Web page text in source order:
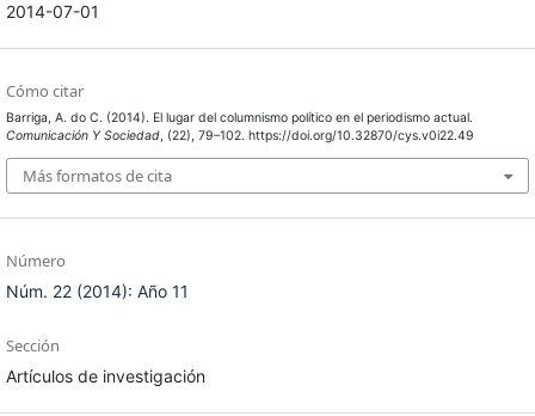
2014-07-01
Cómo citar
Barriga, A. do C. (2014). El lugar del columnismo político en el periodismo actual.
Comunicación Y Sociedad, (22), 79–102. https://doi.org/10.32870/cys.v0i22.49
Más formatos de cita
Número
Núm. 22 (2014): Año 11
Sección
Artículos de investigación